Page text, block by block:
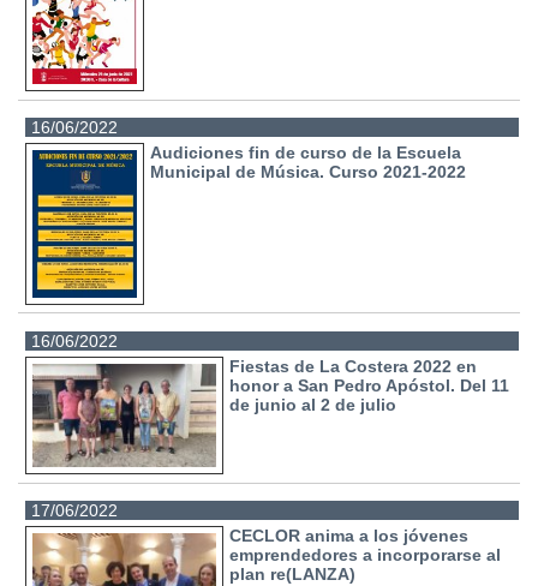
16/06/2022
Audiciones fin de curso de la Escuela
Municipal de Música. Curso 2021-2022
16/06/2022
Fiestas de La Costera 2022 en
honor a San Pedro Apóstol. Del 11
de junio al 2 de julio
17/06/2022
CECLOR anima a los jóvenes
emprendedores a incorporarse al
plan re(LANZA)